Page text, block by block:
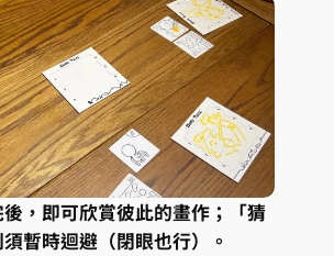
，即可欣賞彼此的畫作；「猜
暫時迴避（閉眼也行）。